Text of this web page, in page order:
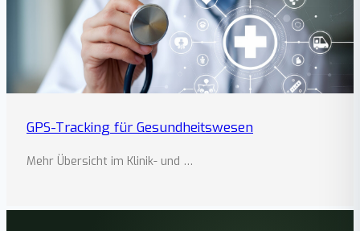
GPS-Tracking für Gesundheitswesen
Mehr Übersicht im Klinik- und …